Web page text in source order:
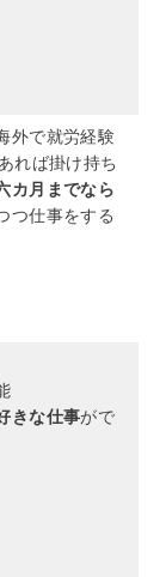
外で就労経験
れば掛け持ち
カ月までなら
つ仕事をする
きな仕事がで